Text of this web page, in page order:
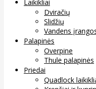
Laikikliai
Dviračių
Slidžių
Vandens
Palapinės
Overpine
Thule palapinės
Priedai
Quadlock